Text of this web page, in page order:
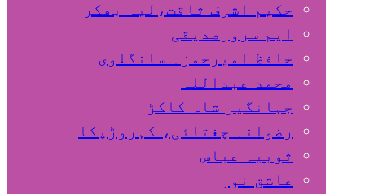
حکیم اشرف ثاقت،لیہ بھکر
ایم سرورصدیقی
حافظ امیرحمزہ سانگلوی
محمد عبداللہ
جہانگیر شاہ کاکڑ
رضوانہ چغتائی، کہروڑپکا
ثوبیہ عباس
عاشق نور